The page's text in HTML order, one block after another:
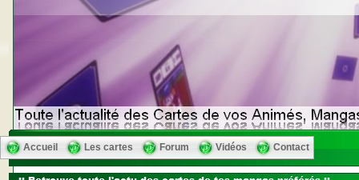
Accueil Les cartes Forum Vidéos Contact